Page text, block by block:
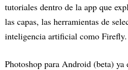
tutoriales dentro de la app que
las capas, las herramientas de
inteligencia artificial como Firefly.
Photoshop para Android (beta) ya